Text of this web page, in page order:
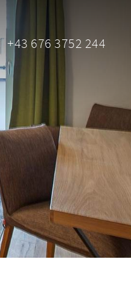
+43 676 3752 244